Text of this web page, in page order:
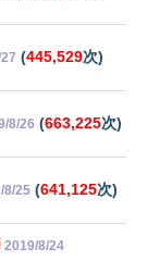
(445,529次)
8/26 (663,225次)
8/25 (641,125次)
2019/8/24